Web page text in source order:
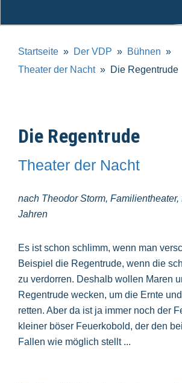
Startseite Der VDP
Bühnen
Theater der Nacht
Die Regentrude
Die Regentrude
Theater der Nacht
nach Theodor Storm, Familientheater,
Jahren
Es ist schon schlimm, wenn man
Beispiel die Regentrude, wenn die
zu verdorren. Deshalb wollen Maren
Regentrude wecken, um die Ernte
retten. Aber da ist ja immer noch der
kleiner böser Feuerkobold, der den
Fallen wie möglich stellt ...